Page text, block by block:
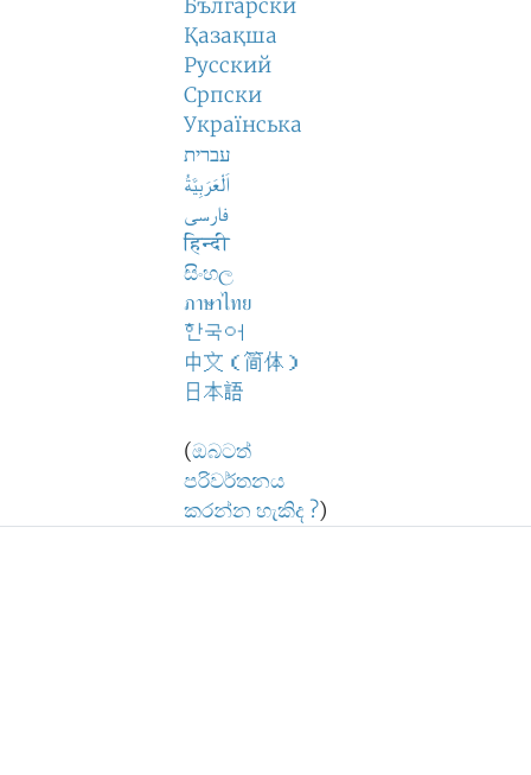
Български
Қазақша
Русский
Српски
Українська
עברית
اَلْعَرَبِيَّةُ
فارسی
हिन्दी
සිංහල
ภาษาไทย
한국어
中文（简体）
日本語
(ඔබටත්
පරිවර්තනය
කරන්න හැකිද ?)